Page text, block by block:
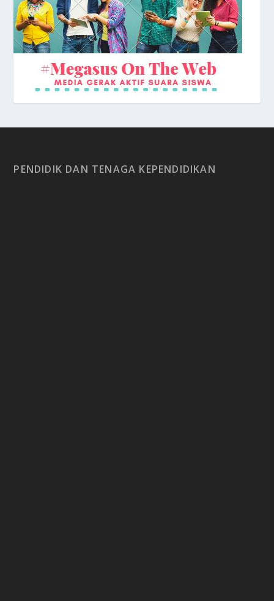
PENDIDIK DAN TENAGA KEPENDIDIKAN